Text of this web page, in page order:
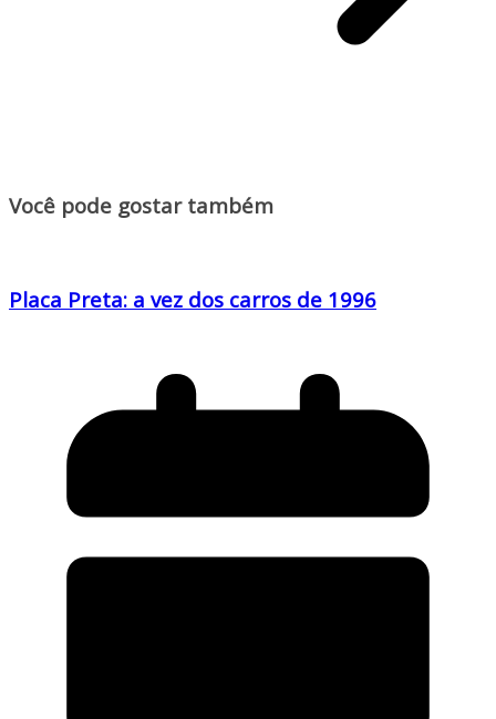
Você pode gostar também
Placa Preta: a vez dos carros de 1996